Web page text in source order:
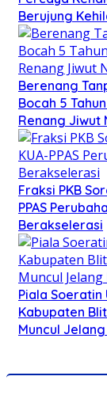
Berujung
Berenang
Bocah 5
Renang Jiwut
Fraksi PKB
PPAS
Berakselerasi
Piala Soeratin
Kabupaten
Muncul